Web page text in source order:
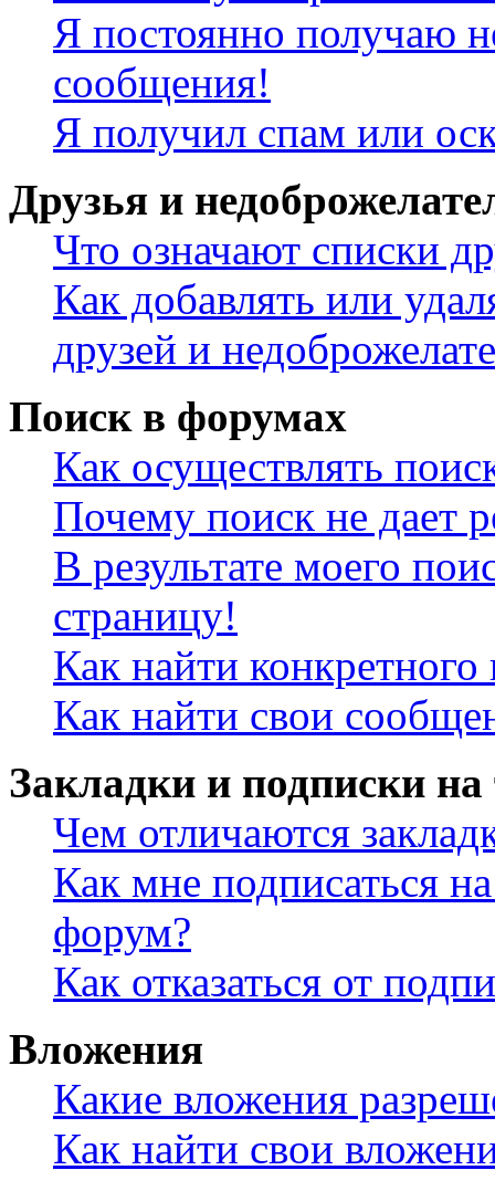
Я постоянно получаю
сообщения!
Я получил спам или
Друзья и
Что означают списки
Как добавлять или
друзей и
Поиск в форумах
Как осуществлять
Почему поиск не дает
В результате моего
страницу!
Как найти конкретного
Как найти свои
Закладки и подписки
Чем отличаются
Как мне подписаться
форум?
Как отказаться от
Вложения
Какие вложения
Как найти свои